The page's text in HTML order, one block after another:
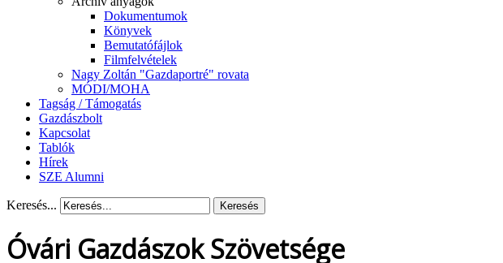
Dokumentumok
Könyvek
Bemutatófájlok
Filmfelvételek
Nagy Zoltán "Gazdaportré" rovata
MÓDI/MOHA
Tagság / Támogatás
Gazdászbolt
Kapcsolat
Tablók
Hírek
SZE Alumni
Keresés... Keresés
Óvári Gazdászok Szövetsége